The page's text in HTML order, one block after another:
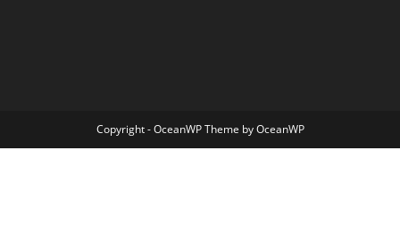
Copyright - OceanWP Theme by OceanWP